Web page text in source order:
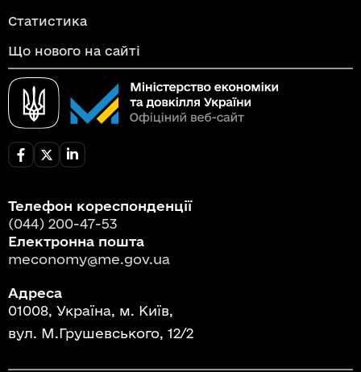
Статистика
Що нового на сайті
Телефон кореспонденції
(044) 200-47-53
Електронна пошта
meconomy@me.gov.ua
Адреса
01008, Україна, м. Київ,
вул. М.Грушевського, 12/2